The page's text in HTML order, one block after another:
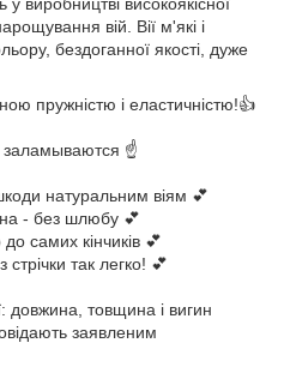
вій. Вії м'які і
бездоганної якості, дуже
пружністю і еластичністю!👍
заламываются ☝
натуральним віям 💕
- без шлюбу 💕
самих кінчиків 💕
так легко! 💕
довжина, товщина і вигин
заявленим